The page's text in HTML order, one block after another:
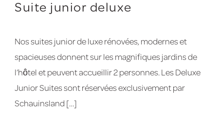
Suite junior deluxe
Nos suites junior de luxe rénovées, modernes et
spacieuses donnent sur les magnifiques jardins de
l’hôtel et peuvent accueillir 2 personnes. Les Deluxe
Junior Suites sont réservées exclusivement par
Schauinsland […]